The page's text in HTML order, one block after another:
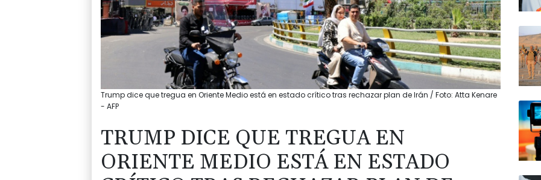
Trump dice que tregua en Oriente Medio está en estado crítico tras rechazar plan de Irán / Foto: Atta Kenare
- AFP
TRUMP DICE QUE TREGUA EN
ORIENTE MEDIO ESTÁ EN ESTADO